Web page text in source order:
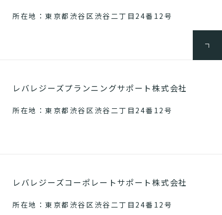
所在地：東京都渋谷区渋谷二丁目24番12号
レバレジーズプランニングサポート株式会社
所在地：東京都渋谷区渋谷二丁目24番12号
レバレジーズコーポレートサポート株式会社
所在地：東京都渋谷区渋谷二丁目24番12号